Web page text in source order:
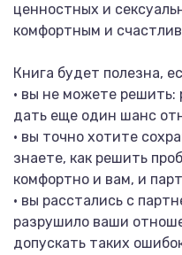
ценностных и
комфортным и
Книга будет полезна,
• вы не можете решить:
дать еще один шанс
• вы точно хотите
знаете, как решить
комфортно и вам, и
• вы расстались с
разрушило ваши
допускать таких